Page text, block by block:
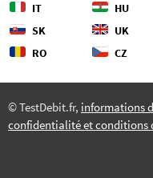
IT
HU
SK
UK
RO
CZ
© TestDebit.fr, informations
confidentialité et